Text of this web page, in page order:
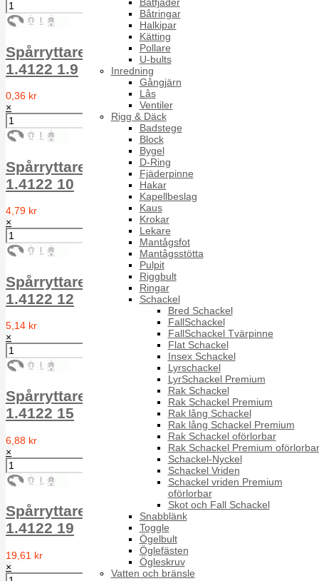
Båtringar
Halkipar
Kätting
Pollare
U-bults
Inredning
Gångjärn
Lås
Ventiler
Rigg & Däck
Badstege
Block
Bygel
D-Ring
Fjäderpinne
Hakar
Kapellbeslag
Kaus
Krokar
Lekare
Mantågsfot
Mantågsstötta
Pulpit
Riggbult
Ringar
Schackel
Bred Schackel
FallSchackel
FallSchackel Tvärpinne
Flat Schackel
Insex Schackel
Lyrschackel
LyrSchackel Premium
Rak Schackel
Rak Schackel Premium
Rak lång Schackel
Rak lång Schackel Premium
Rak Schackel oförlorbar
Rak Schackel Premium oförlorbar
Schackel-Nyckel
Schackel Vriden
Schackel vriden Premium
oförlorbar
Skot och Fall Schackel
Snabblänk
Toggle
Ögelbult
Öglefästen
Ögleskruv
Vatten och bränsle
Spårryttare för axel RS 1.4122 DIN 6799
1.4122 1.9
0,36 kr
×
Spårryttare för axel RS 1.4122 DIN 6799
1.4122 10
4,79 kr
×
Spårryttare för axel RS 1.4122 DIN 6799
1.4122 12
5,14 kr
×
Spårryttare för axel RS 1.4122 DIN 6799
1.4122 15
6,88 kr
×
Spårryttare för axel RS 1.4122 DIN 6799
1.4122 19
19,61 kr
×